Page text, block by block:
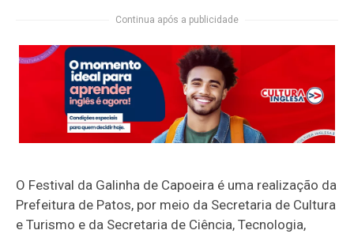
Continua após a publicidade
O Festival da Galinha de Capoeira é uma realização da
Prefeitura de Patos, por meio da Secretaria de Cultura
e Turismo e da Secretaria de Ciência, Tecnologia,